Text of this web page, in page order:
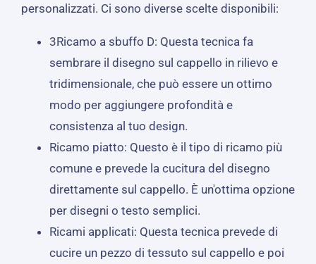
personalizzati. Ci sono diverse scelte disponibili:
3Ricamo a sbuffo D: Questa tecnica fa
sembrare il disegno sul cappello in rilievo e
tridimensionale, che può essere un ottimo
modo per aggiungere profondità e
consistenza al tuo design.
Ricamo piatto: Questo è il tipo di ricamo più
comune e prevede la cucitura del disegno
direttamente sul cappello. È un'ottima opzione
per disegni o testo semplici.
Ricami applicati: Questa tecnica prevede di
cucire un pezzo di tessuto sul cappello e poi